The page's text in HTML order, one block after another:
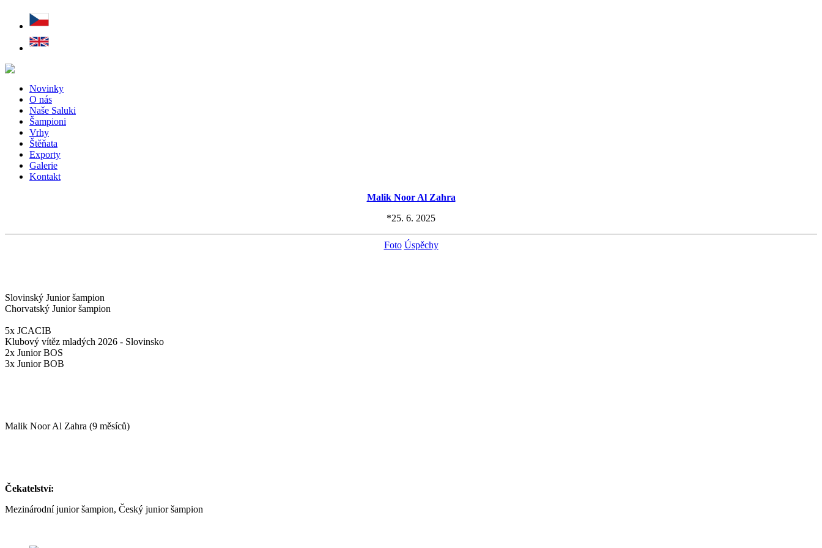
Novinky
O nás
Naše Saluki
Šampioni
Vrhy
Štěňata
Exporty
Galerie
Kontakt
Malik Noor Al Zahra
*25. 6. 2025
Foto Úspěchy
Slovinský Junior šampion
Chorvatský Junior šampion
5x JCACIB
Klubový vítěz mladých 2026 - Slovinsko
2x Junior BOS
3x Junior BOB
Malik Noor Al Zahra (9 měsíců)
Čekatelství:
Mezinárodní junior šampion, Český junior šampion